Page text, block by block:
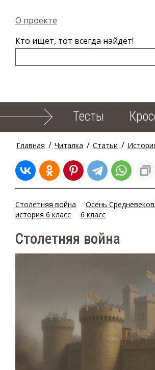
О проекте
Кто ищет, тот всегда найдёт!
Тесты
Главная / Читалка / Статьи /
Столетняя война Осень
история 6 класс
6 класс
Столетняя война